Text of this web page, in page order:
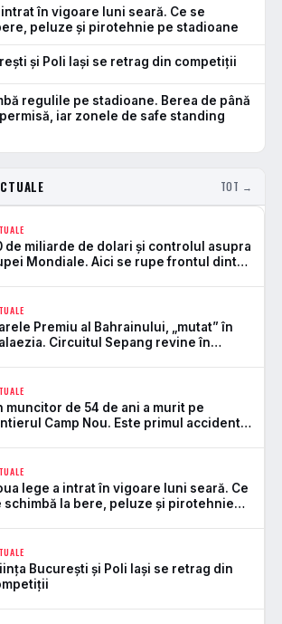
intrat în vigoare luni seară. Ce se
peluze și pirotehnie pe stadioane
și Poli Iași se retrag din competiții
regulile pe stadioane. Berea de până
permisă, iar zonele de safe standing
TOT →
de miliarde de dolari și controlul asupra
Mondiale. Aici se rupe frontul dintre
Premiu al Bahrainului, „mutat” în
Circuitul Sepang revine în
muncitor de 54 de ani a murit pe
Camp Nou. Este primul accident
lege a intrat în vigoare luni seară. Ce
schimbă la bere, peluze și pirotehnie
București și Poli Iași se retrag din